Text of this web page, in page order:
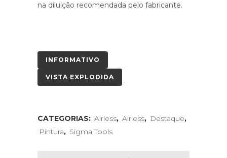
na diluição recomendada pelo fabricante.
INFORMATIVO
VISTA EXPLODIDA
CATEGORIAS: Airless, Airless, Destaque,
Pintura, Sigma Tools